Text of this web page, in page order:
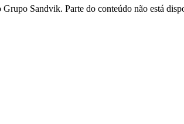
Sandvik. Parte do conteúdo não está